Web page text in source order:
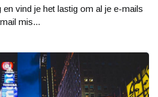
vind je het lastig om al je e-mails
mis...